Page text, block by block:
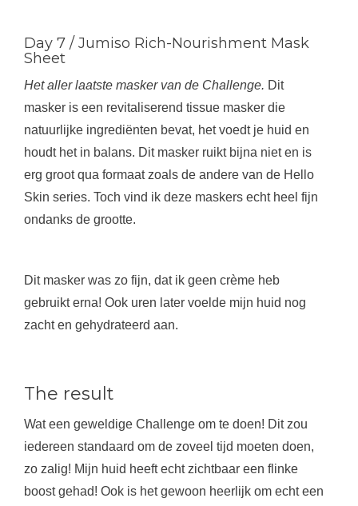
Day 7 / Jumiso Rich-Nourishment Mask
Sheet
Het aller laatste masker van de Challenge. Dit
masker is een revitaliserend tissue masker die
natuurlijke ingrediënten bevat, het voedt je huid en
houdt het in balans. Dit masker ruikt bijna niet en is
erg groot qua formaat zoals de andere van de Hello
Skin series. Toch vind ik deze maskers echt heel fijn
ondanks de grootte.
Dit masker was zo fijn, dat ik geen crème heb
gebruikt erna! Ook uren later voelde mijn huid nog
zacht en gehydrateerd aan.
The result
Wat een geweldige Challenge om te doen! Dit zou
iedereen standaard om de zoveel tijd moeten doen,
zo zalig! Mijn huid heeft echt zichtbaar een flinke
boost gehad! Ook is het gewoon heerlijk om echt een